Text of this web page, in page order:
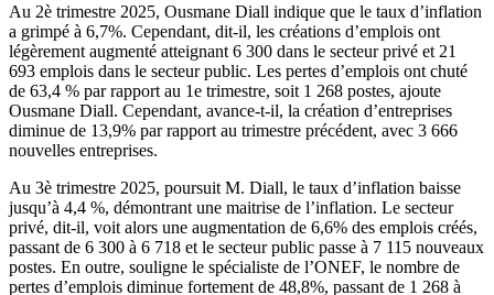
Au 2è trimestre 2025, Ousmane Diall indique que le taux d’inflation
a grimpé à 6,7%. Cependant, dit-il, les créations d’emplois ont
légèrement augmenté atteignant 6 300 dans le secteur privé et 21
693 emplois dans le secteur public. Les pertes d’emplois ont chuté
de 63,4 % par rapport au 1e trimestre, soit 1 268 postes, ajoute
Ousmane Diall. Cependant, avance-t-il, la création d’entreprises
diminue de 13,9% par rapport au trimestre précédent, avec 3 666
nouvelles entreprises.
Au 3è trimestre 2025, poursuit M. Diall, le taux d’inflation baisse
jusqu’à 4,4 %, démontrant une maitrise de l’inflation. Le secteur
privé, dit-il, voit alors une augmentation de 6,6% des emplois créés,
passant de 6 300 à 6 718 et le secteur public passe à 7 115 nouveaux
postes. En outre, souligne le spécialiste de l’ONEF, le nombre de
pertes d’emplois diminue fortement de 48,8%, passant de 1 268 à